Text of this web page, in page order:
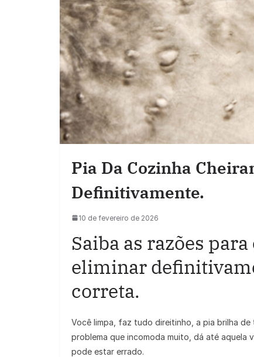
Pia Da Cozinha
Definitivamente.
10 de fevereiro de 2026
Saiba as razões
eliminar
correta.
Você limpa, faz tudo direitinho, a pia brilha de
problema que incomoda muito, dá até aquela
pode estar errado.